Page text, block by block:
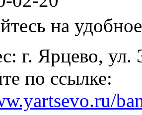
на
г. Ярцево, ул.
по ссылке: